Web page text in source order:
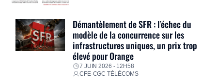
Démantèlement de SFR : l’échec du
modèle de la concurrence sur les
infrastructures uniques, un prix trop
élevé pour Orange
7 JUIN 2026 - 12H58
CFE-CGC TÉLÉCOMS